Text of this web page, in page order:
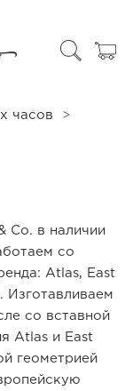
часов
Co. в наличии
со
Atlas, East
Изготавливаем
со вставной
Atlas и East
геометрией